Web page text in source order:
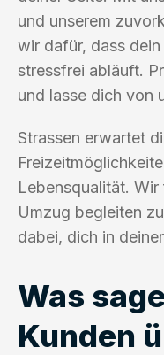
und unserem
wir dafür, dass
stressfrei abläuft.
und lasse dich von
Strassen erwartet
Lebensqualität.
Umzug begleiten
dabei, dich in
Was
Kunden